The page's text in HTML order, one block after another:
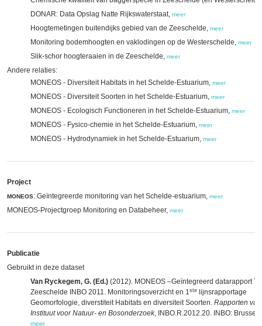
DONAR: Data Opslag Natte Rijkswaterstaat, meer
Hoogtemetingen buitendijks gebied van de Zeeschelde, meer
Monitoring bodemhoogten en vaklodingen op de Westerschelde, meer
Slik-schor hoogteraaien in de Zeeschelde, meer
Andere relaties:
MONEOS - Diversiteit Habitats in het Schelde-Estuarium, meer
MONEOS - Diversiteit Soorten in het Schelde-Estuarium, meer
MONEOS - Ecologisch Functioneren in het Schelde-Estuarium, meer
MONEOS - Fysico-chemie in het Schelde-Estuarium, meer
MONEOS - Hydrodynamiek in het Schelde-Estuarium, meer
Project
MONEOS: Geïntegreerde monitoring van het Schelde-estuarium, meer
MONEOS-Projectgroep Monitoring en Databeheer, meer
Publicatie
Gebruikt in deze dataset
Van Ryckegem, G. (Ed.) (2012). MONEOS –Geïntegreerd datarapport
Zeeschelde INBO 2011. Monitoringsoverzicht en 1ste lijnsrapportage
Geomorfologie, diverstiteit Habitats en diversiteit Soorten. Rapporten
Instituut voor Natuur- en Bosonderzoek, INBO.R.2012.20. INBO: Brussel.
meer